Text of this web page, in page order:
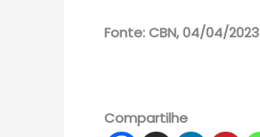
Fonte: CBN, 04/04/2023
Compartilhe